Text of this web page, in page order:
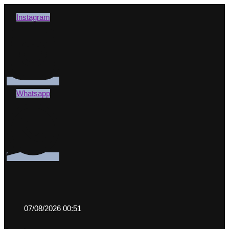
Instagram
Whatsapp
07/08/2026 00:51